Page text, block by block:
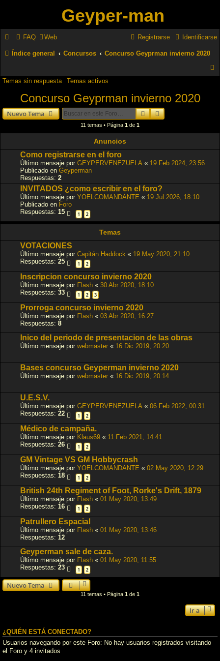
Geyper-man
FAQ Web Identificarse
Registrarse
Índice general Concursos
Concurso Geyprman invierno 2020
Temas sin respuesta Temas activos
Concurso Geyprman invierno 2020
Nuevo Tema BuscarBúsqueda
11 temas • Página 1 de 1
Anuncios
Como registrarse en el foro
Último mensaje por GEYPERVENEZUELA « 19 Feb 2024, 23:56
Publicado en Geyperman
Respuestas: 2
INVITADOS ¿como escribir en el foro?
Último mensaje por YOELCOMANDANTE « 19 Jul 2026, 18:10
Publicado en Foro
Respuestas: 15 1 2
Temas
VOTACIONES
Último mensaje por Capitán Haddock « 19 May 2020, 21:10
Respuestas: 25 1 2
Inscripcion concurso invierno 2020
Último mensaje por Flash « 30 Abr 2020, 18:10
Respuestas: 33 1 2 3
Prorroga concurso invierno 2020
Último mensaje por Flash « 03 Abr 2020, 16:27
Respuestas: 8
Inico del periodo de presentacion de las obras
Último mensaje por webmaster « 16 Dic 2019, 20:20
Bases concurso Geyperman invierno 2020
Último mensaje por webmaster « 16 Dic 2019, 20:14
U.E.S.V.
Último mensaje por GEYPERVENEZUELA « 06 Feb 2022, 00:31
Respuestas: 22 1 2
Médico de campaña.
Último mensaje por Klaus69 « 11 Feb 2021, 14:41
Respuestas: 26 1 2
GM Vintage VS GM Hobbycrash
Último mensaje por YOELCOMANDANTE « 02 May 2020, 12:29
Respuestas: 18 1 2
British 24th Regiment of Foot, Rorke's Drift, 1879
Último mensaje por Flash « 01 May 2020, 13:49
Respuestas: 16 1 2
Patrullero Espacial
Último mensaje por Flash « 01 May 2020, 13:46
Respuestas: 12
Geyperman sale de caza.
Último mensaje por Flash « 01 May 2020, 11:55
Respuestas: 23 1 2
Nuevo Tema
11 temas • Página 1 de 1
Ir a
¿QUIÉN ESTÁ CONECTADO?
Usuarios navegando por este Foro: No hay usuarios registrados visitando
el Foro y 4 invitados